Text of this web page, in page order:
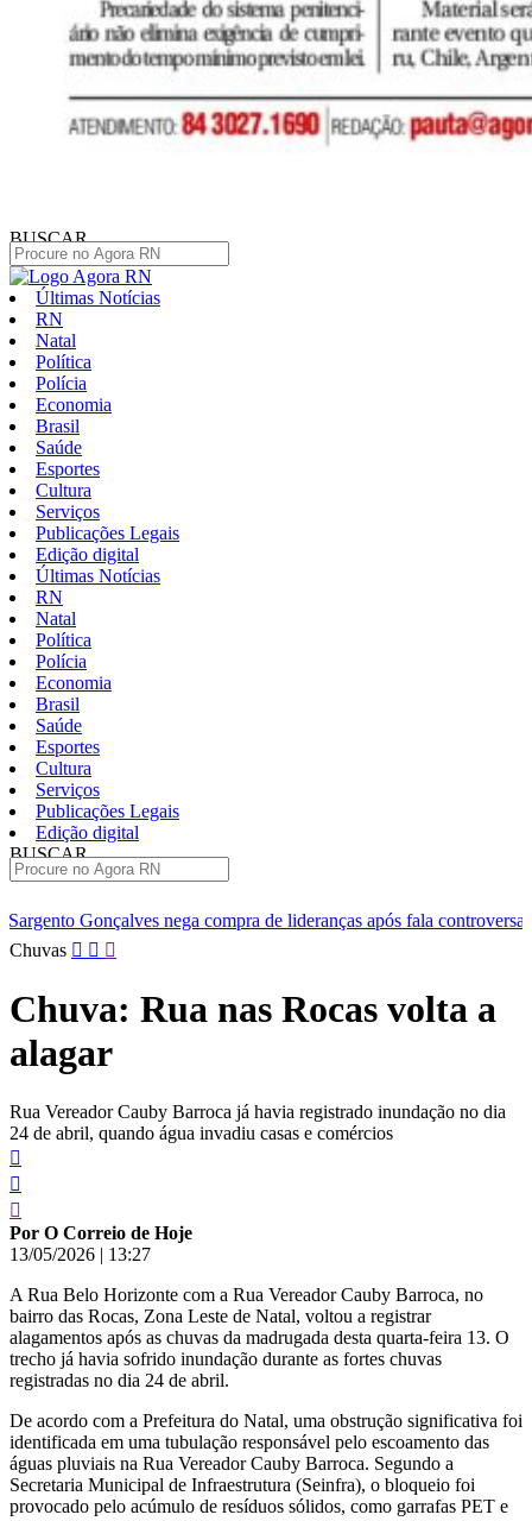
BUSCAR
Últimas Notícias
RN
Natal
Política
Polícia
Economia
Brasil
Saúde
Esportes
Cultura
Serviços
Publicações Legais
Edição digital
Últimas Notícias
RN
Natal
Política
Polícia
Economia
Brasil
Saúde
Esportes
Cultura
Serviços
Publicações Legais
Edição digital
BUSCAR
compra de lideranças após fala controversa em entrevista
Pular
conteúdo
Chuvas
Chuva: Rua nas Rocas volta a
alagar
Rua Vereador Cauby Barroca já havia registrado inundação no dia
24 de abril, quando água invadiu casas e comércios
Por O Correio de Hoje
13/05/2026 | 13:27
A Rua Belo Horizonte com a Rua Vereador Cauby Barroca, no
bairro das Rocas, Zona Leste de Natal, voltou a registrar
alagamentos após as chuvas da madrugada desta quarta-feira 13. O
trecho já havia sofrido inundação durante as fortes chuvas
registradas no dia 24 de abril.
De acordo com a Prefeitura do Natal, uma obstrução significativa foi
identificada em uma tubulação responsável pelo escoamento das
águas pluviais na Rua Vereador Cauby Barroca. Segundo a
Secretaria Municipal de Infraestrutura (Seinfra), o bloqueio foi
provocado pelo acúmulo de resíduos sólidos, como garrafas PET e